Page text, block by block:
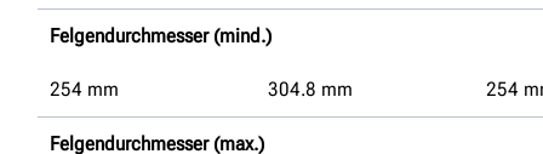
Felgendurchmesser (mind.)
254 mm 304.8 mm 254
Felgendurchmesser (max.)